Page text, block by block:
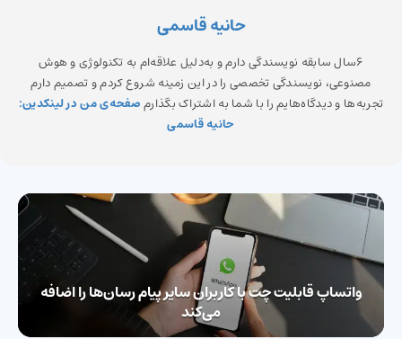
حانیه قاسمی
6سال سابقه نویسندگی دارم و به‌دلیل علاقه‌ام به تکنولوژی و هوش
مصنوعی، نویسندگی تخصصی را در این زمینه شروع کردم و تصمیم دارم
تجربه‌ها و دیدگاه‌هایم را با شما به اشتراک بگذارمصفحه‌ی من در لینکدین:
حانیه قاسمی
واتساپ قابلیت چت با کاربران سایر پیام رسان‌ها را اضافه
می‌کند